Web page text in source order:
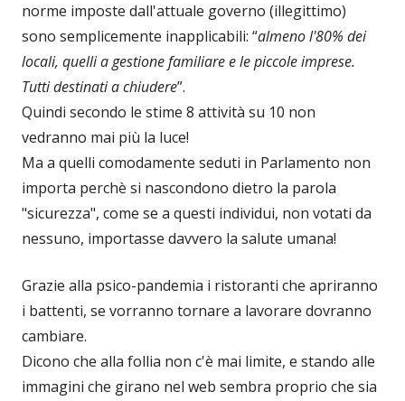
norme imposte dall'attuale governo (illegittimo)
sono semplicemente inapplicabili: “almeno l'80% dei
locali, quelli a gestione familiare e le piccole imprese.
Tutti destinati a chiudere”.
Quindi secondo le stime 8 attività su 10 non
vedranno mai più la luce!
Ma a quelli comodamente seduti in Parlamento non
importa perchè si nascondono dietro la parola
"sicurezza", come se a questi individui, non votati da
nessuno, importasse davvero la salute umana!
Grazie alla psico-pandemia i ristoranti che apriranno
i battenti, se vorranno tornare a lavorare dovranno
cambiare.
Dicono che alla follia non c'è mai limite, e stando alle
immagini che girano nel web sembra proprio che sia